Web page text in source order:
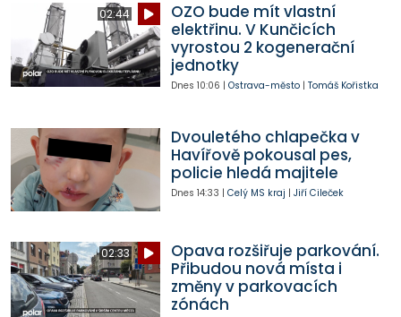
02:44
OZO bude mít vlastní
elektřinu. V Kunčicích
vyrostou 2 kogenerační
jednotky
Dnes 10:06 | Ostrava-město| Tomáš Kořistka
Dvouletého chlapečka v
Havířově pokousal pes,
policie hledá majitele
Dnes 14:33 | Celý MS kraj | Jiří Cileček
02:33
Opava rozšiřuje parkování.
Přibudou nová místa i
změny v parkovacích
zónách